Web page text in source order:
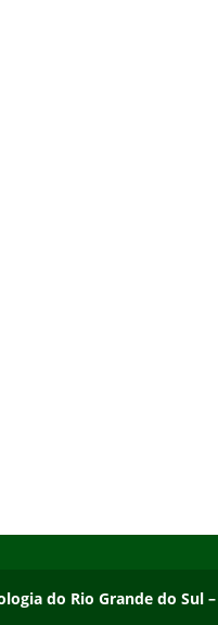
do Rio Grande do Sul –
do Rio Grande do Sul –